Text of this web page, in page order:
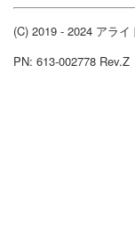
(C) 2019 - 2024 アラ
PN: 613-002778 Rev.Z